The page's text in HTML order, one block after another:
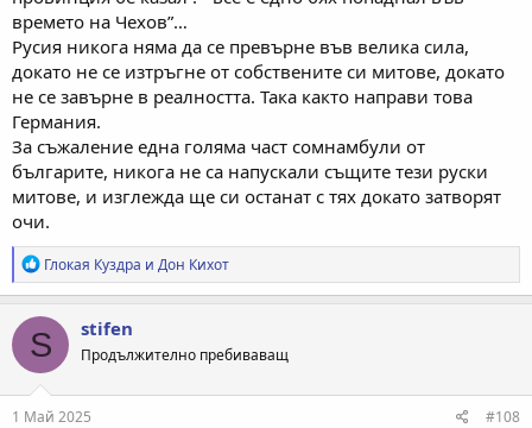
времето на Чехов”…
Русия никога няма да се превърне във велика сила,
докато не се изтръгне от собствените си митове, докато
не се завърне в реалността. Така както направи това
Германия.
За съжаление една голяма част сомнамбули от
българите, никога не са напускали същите тези руски
митове, и изглежда ще си останат с тях докато затворят
очи.
Р
е
а
к
ц
и
и
:
Глокая Куздра и Дон Кихот
S stifen
Продължително пребиваващ
1 Май 2025 #108